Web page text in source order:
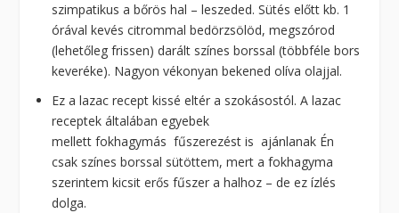
szimpatikus a bőrös hal – leszeded. Sütés előtt kb. 1
órával kevés citrommal bedörzsölöd, megszórod
(lehetőleg frissen) darált színes borssal (többféle bors
keveréke). Nagyon vékonyan bekened olíva olajjal.
Ez a lazac recept kissé eltér a szokásostól. A lazac
receptek általában egyebek
mellett fokhagymás fűszerezést is ajánlanak Én
csak színes borssal sütöttem, mert a fokhagyma
szerintem kicsit erős fűszer a halhoz – de ez ízlés
dolga.